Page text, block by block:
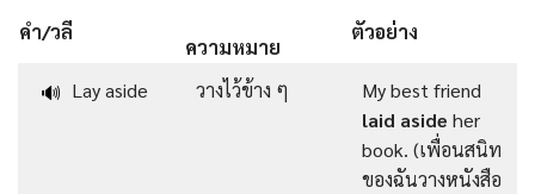
คำ/วลี
ความหมาย
ตัวอย่าง
🔊 Lay aside วางไว้ข้าง ๆ
My best friend
laid aside her
book. (เพื่อนสนิท
ของฉันวางหนังสือ